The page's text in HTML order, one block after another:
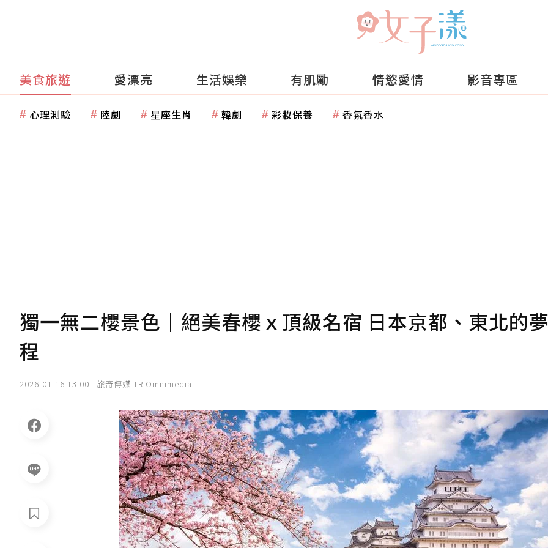
美食旅遊 愛漂亮 生活娛樂 有肌勵 情慾愛情 影音專區
心理測驗 陸劇 星座生肖 韓劇 彩妝保養 香氛香水
獨一無二櫻景色｜絕美春櫻ｘ頂級名宿 日本京都、東北的
程
2026-01-16 13:00 旅奇傳媒 TR Omnimedia